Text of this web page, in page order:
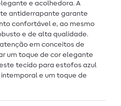
e acolhedora. A
antiderrapante garante
confortável e, ao mesmo
e de alta qualidade.
em conceitos de
um toque de cor elegante
tecido para estofos azul
e um toque de